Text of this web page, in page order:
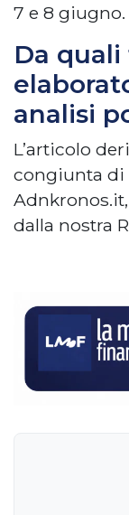
7 e 8 giugno.
Da
analisi
L’articolo
congiunta di
dalla nostra